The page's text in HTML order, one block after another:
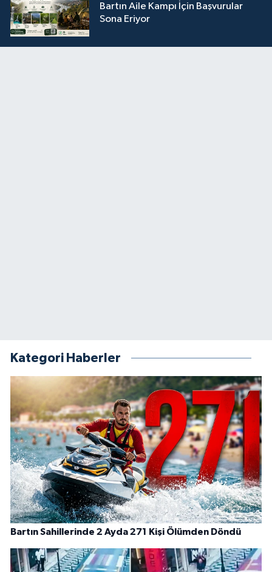
Bartın Aile Kampı İçin Başvurular
Sona Eriyor
Kategori Haberler
Bartın Sahillerinde 2 Ayda 271 Kişi Ölümden Döndü